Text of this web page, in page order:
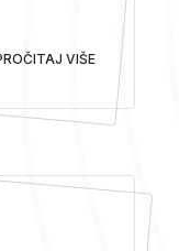
VIŠE